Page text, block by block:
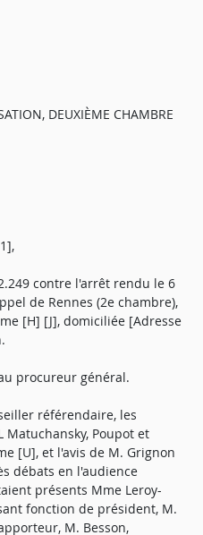
DEUXIÈME CHAMBRE
contre l'arrêt rendu le 6
de Rennes (2e chambre),
[H] [J], domiciliée [Adresse
procureur général.
référendaire, les
Matuchansky, Poupot et
[U], et l'avis de M. Grignon
débats en l'audience
présents Mme Leroy-
fonction de président, M.
M. Besson,